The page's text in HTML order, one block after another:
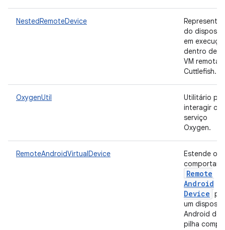
NestedRemoteDevice
do
em
dentro de
VM remota
Cuttlefish.
OxygenUtil
Utilitário
interagir
serviço
Oxygen.
RemoteAndroidVirtualDevice
Estende o
Remote
Android
Device
um
Android de
pilha